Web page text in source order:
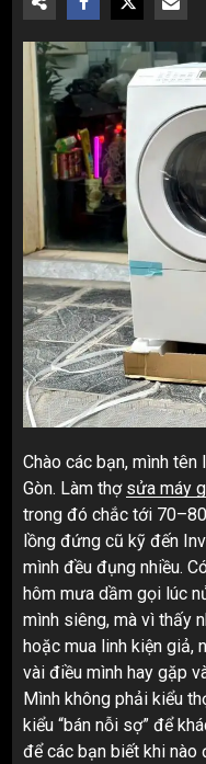
Chào các bạn, mình tên
Gòn. Làm thợ sửa máy
trong đó chắc tới
lồng đứng cũ kỹ đến
mình đều đụng nhiều.
hôm mưa dầm gọi lúc
mình siêng, mà vì thấy
hoặc mua linh kiện giả,
vài điều mình hay gặp
Mình không phải kiểu
kiểu “bán nỗi sợ” để
để các bạn biết khi nào